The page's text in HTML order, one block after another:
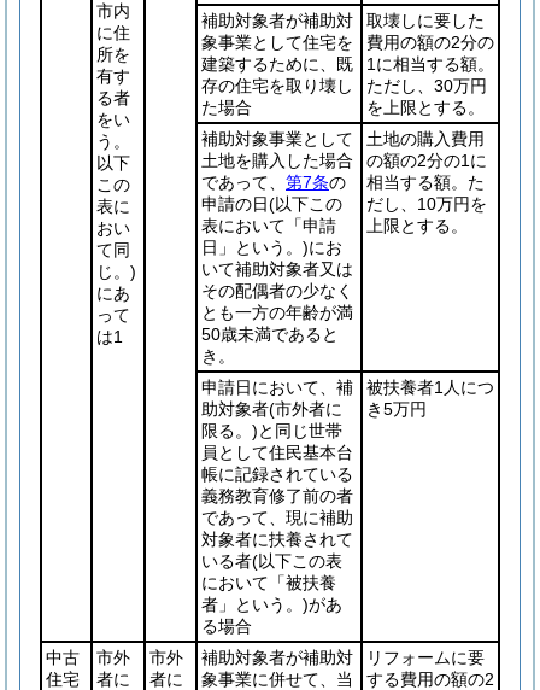
市内
に住
所を
有す
る者
をい
う。
以下
この
表に
おい
て同
じ。)
にあ
って
は1
補助対象者が補助対
象事業として住宅を
建築するために、既
存の住宅を取り壊し
た場合
取壊しに要した
費用の額の2分の
1に相当する額。
ただし、30万円
を上限とする。
補助対象事業として
土地を購入した場合
であって、 第7条の
申請の日(以下この
表において「申請
日」という。)にお
いて補助対象者又は
その配偶者の少なく
とも一方の年齢が満
50歳未満であると
き。
土地の購入費用
の額の2分の1に
相当する額。た
だし、10万円を
上限とする。
申請日において、補
助対象者(市外者に
限る。)と同じ世帯
員として住民基本台
帳に記録されている
義務教育修了前の者
であって、現に補助
対象者に扶養されて
いる者(以下この表
において「被扶養
者」という。)があ
る場合
被扶養者1人につ
き5万円
中古
住宅
市外
者に
市外
者に
補助対象者が補助対
象事業に併せて、当
リフォームに要
する費用の額の2